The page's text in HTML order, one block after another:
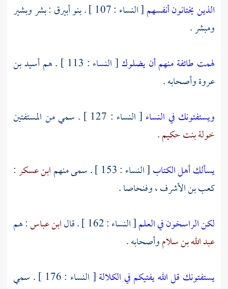
الذين يختانون أنفسهم[ النساء : 107 ] . بنو أبيرق :بشروبشير
ومبشر.
لهمت طائفة منهم أن يضلوك [ النساء : 113 ] . هم
أسيد بن
عروةوأصحابه .
ويستفتونك في النساء [ النساء : 127 ] . سمي من المستفتين
خولة بنت حكيم.
يسألك أهل الكتاب[ النساء : 153 ] . سمى منهم ابن عسكر:
كعب بن الأشرف ،وفنحاصا.
لكن الراسخون في العلم[ النساء : 162 ] . قال ابن عباس: هم
عبد الله بن سلاموأصحابه .
يستفتونك قل الله يفتيكم في الكلالة
[ النساء : 176 ] . سمي